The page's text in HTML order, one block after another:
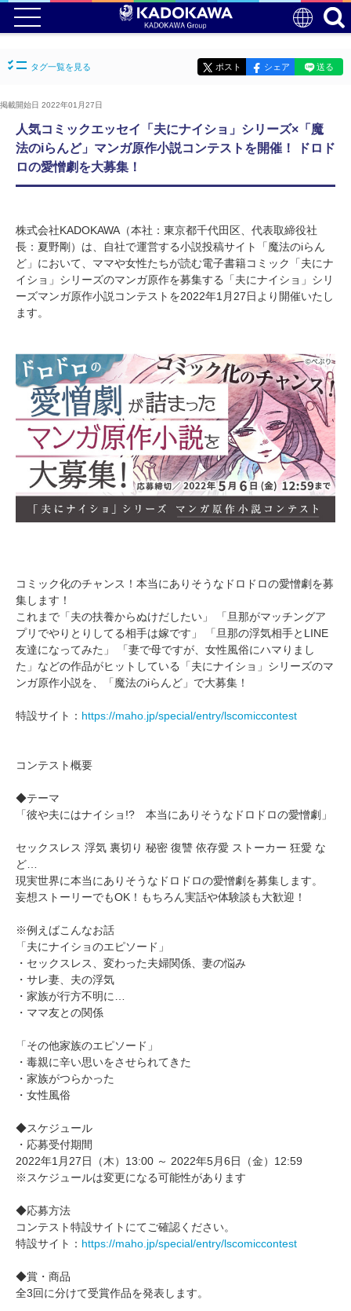
タグ一覧を見る ポスト シェア 送る
掲載開始日 2022年01月27日
人気コミックエッセイ「夫にナイショ」シリーズ×「魔
法のiらんど」マンガ原作小説コンテストを開催！ ドロド
ロの愛憎劇を大募集！
株式会社KADOKAWA（本社：東京都千代田区、代表取締役社
長：夏野剛）は、自社で運営する小説投稿サイト「魔法のiらん
ど」において、ママや女性たちが読む電子書籍コミック「夫にナ
イショ」シリーズのマンガ原作を募集する「夫にナイショ」シリ
ーズマンガ原作小説コンテストを2022年1月27日より開催いたし
ます。
コミック化のチャンス！本当にありそうなドロドロの愛憎劇を募
集します！
これまで「夫の扶養からぬけだしたい」 「旦那がマッチングア
プリでやりとりしてる相手は嫁です」 「旦那の浮気相手とLINE
友達になってみた」 「妻で母ですが、女性風俗にハマりまし
た」などの作品がヒットしている「夫にナイショ」シリーズのマ
ンガ原作小説を、「魔法のiらんど」で大募集！
特設サイト： https://maho.jp/special/entry/lscomiccontest
コンテスト概要
◆テーマ
「彼や夫にはナイショ!? 本当にありそうなドロドロの愛憎劇」
セックスレス 浮気 裏切り 秘密 復讐 依存愛 ストーカー 狂愛 な
ど…
現実世界に本当にありそうなドロドロの愛憎劇を募集します。
妄想ストーリーでもOK！もちろん実話や体験談も大歓迎！
※例えばこんなお話
「夫にナイショのエピソード」
・セックスレス、変わった夫婦関係、妻の悩み
・サレ妻、夫の浮気
・家族が行方不明に…
・ママ友との関係
「その他家族のエピソード」
・毒親に辛い思いをさせられてきた
・家族がつらかった
・女性風俗
◆スケジュール
・応募受付期間
2022年1月27日（木）13:00 ～ 2022年5月6日（金）12:59
※スケジュールは変更になる可能性があります
◆応募方法
コンテスト特設サイトにてご確認ください。
特設サイト： https://maho.jp/special/entry/lscomiccontest
◆賞・商品
全3回に分けて受賞作品を発表します。